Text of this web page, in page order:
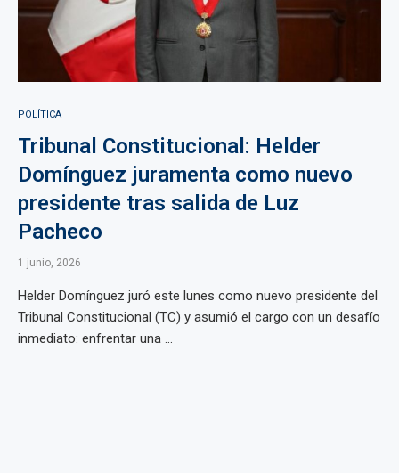
POLÍTICA
Tribunal Constitucional: Helder
Domínguez juramenta como nuevo
presidente tras salida de Luz
Pacheco
1 junio, 2026
Helder Domínguez juró este lunes como nuevo presidente del
Tribunal Constitucional (TC) y asumió el cargo con un desafío
inmediato: enfrentar una ...